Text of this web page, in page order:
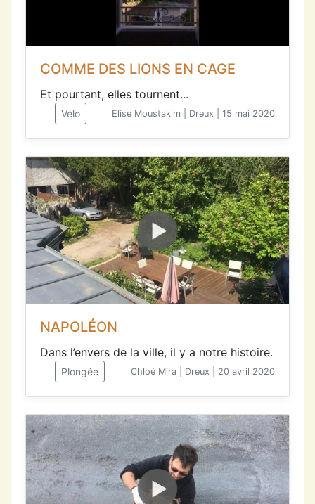
COMME DES LIONS EN CAGE
Et pourtant, elles tournent...
Vélo Elise Moustakim | Dreux | 15 mai 2020
NAPOLÉON
Dans l’envers de la ville, il y a notre histoire.
Plongée Chloé Mira | Dreux | 20 avril 2020